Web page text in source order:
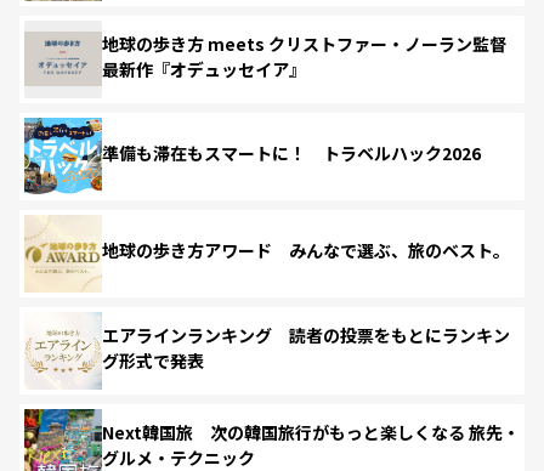
地球の歩き方 meets クリストファー・ノーラン監督
最新作『オデュッセイア』
準備も滞在もスマートに！ トラベルハック2026
地球の歩き方アワード みんなで選ぶ、旅のベスト。
エアラインランキング 読者の投票をもとにランキン
グ形式で発表
Next韓国旅 次の韓国旅行がもっと楽しくなる 旅先・
グルメ・テクニック